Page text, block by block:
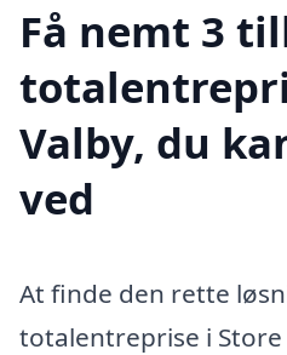
Få nemt 3
Valby, du
ved
At finde den rette
totalentreprise i